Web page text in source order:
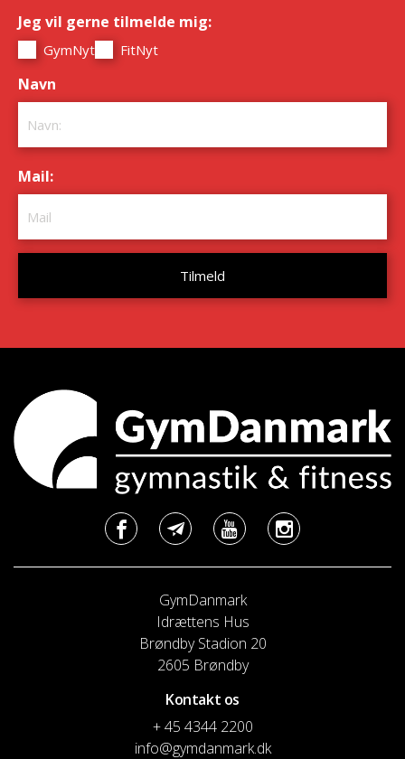
Jeg vil gerne tilmelde mig:
GymNyt FitNyt
Navn
Mail:
GymDanmark
Idrættens Hus
Brøndby Stadion 20
2605 Brøndby
Kontakt os
+ 45 4344 2200
info@gymdanmark.dk